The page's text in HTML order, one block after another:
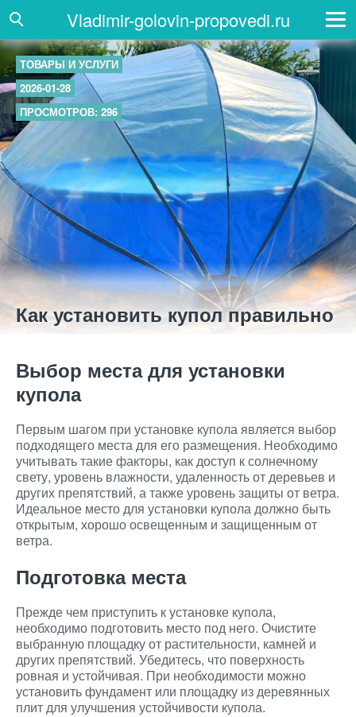
Vladimir-golovin-propovedi.ru
ТОВАРЫ И УСЛУГИ
2026-01-28
ПРОСМОТРОВ: 296
Как установить купол правильно
Выбор места для установки
купола
Первым шагом при установке купола является выбор
подходящего места для его размещения. Необходимо
учитывать такие факторы, как доступ к солнечному
свету, уровень влажности, удаленность от деревьев и
других препятствий, а также уровень защиты от ветра.
Идеальное место для установки купола должно быть
открытым, хорошо освещенным и защищенным от
ветра.
Подготовка места
Прежде чем приступить к установке купола,
необходимо подготовить место под него. Очистите
выбранную площадку от растительности, камней и
других препятствий. Убедитесь, что поверхность
ровная и устойчивая. При необходимости можно
установить фундамент или площадку из деревянных
плит для улучшения устойчивости купола.